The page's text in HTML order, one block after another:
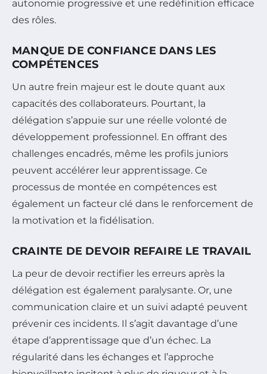
autonomie progressive et une redéfinition efficace
des rôles.
MANQUE DE CONFIANCE DANS LES
COMPÉTENCES
Un autre frein majeur est le doute quant aux
capacités des collaborateurs. Pourtant, la
délégation s’appuie sur une réelle volonté de
développement professionnel. En offrant des
challenges encadrés, même les profils juniors
peuvent accélérer leur apprentissage. Ce
processus de montée en compétences est
également un facteur clé dans le renforcement de
la motivation et la fidélisation.
CRAINTE DE DEVOIR REFAIRE LE TRAVAIL
La peur de devoir rectifier les erreurs après la
délégation est également paralysante. Or, une
communication claire et un suivi adapté peuvent
prévenir ces incidents. Il s’agit davantage d’une
étape d’apprentissage que d’un échec. La
régularité dans les échanges et l’approche